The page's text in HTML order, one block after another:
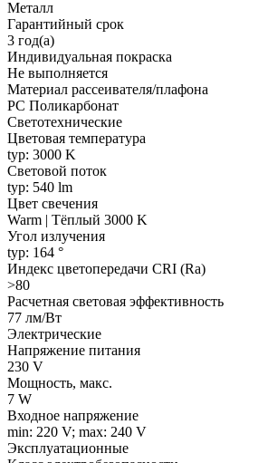
Металл
Гарантийный срок
3 год(а)
Индивидуальная покраска
Не выполняется
Материал рассеивателя/плафона
PC Поликарбонат
Светотехнические
Цветовая температура
typ: 3000 K
Световой поток
typ: 540 lm
Цвет свечения
Warm | Тёплый 3000 K
Угол излучения
typ: 164 °
Индекс цветопередачи CRI (Ra)
>80
Расчетная световая эффективность
77 лм/Вт
Электрические
Напряжение питания
230 V
Мощность, макс.
7 W
Входное напряжение
min: 220 V; max: 240 V
Эксплуатационные